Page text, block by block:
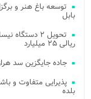
بابل
تحویل ۲
ریالی ۲۵ میلیارد
جاده جایگزین سد
بلده